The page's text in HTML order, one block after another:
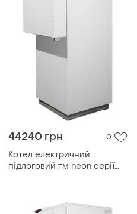
44240 грн 0
Котел електричний
підлоговий тм neon серії